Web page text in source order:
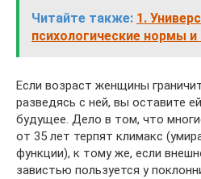
Читайте также: 1.
психологические нормы
Если возраст женщины
разведясь с ней, вы оставите
будущее. Дело в том, что
от 35 лет терпят климакс
функции), к тому же, если
завистью пользуется у